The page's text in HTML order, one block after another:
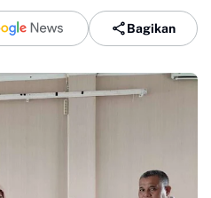
Bagikan